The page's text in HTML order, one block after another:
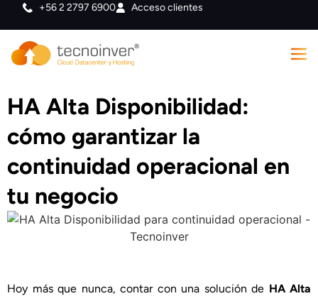
+56 2 2797 6900 Acceso clientes
HA Alta Disponibilidad:
cómo garantizar la
continuidad operacional en
tu negocio
Hoy más que nunca, contar con una solución de HA Alta